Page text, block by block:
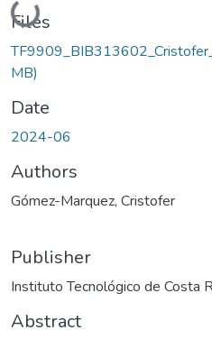
Loading...
Files
MB)
Date
2024-06
Authors
Gómez-Marquez, Cristofer
Publisher
Instituto Tecnológico de Costa
Abstract